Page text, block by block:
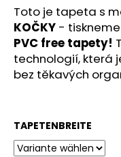
Toto je tapeta s
KOČKY -
PVC free tapety!
technologií, která
bez těkavých
TAPETENBREITE